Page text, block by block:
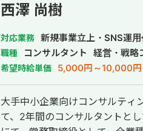
西澤 尚樹
対応業務 新規事業立上・SNS運
職種 コンサルタント 経営・戦略
希望時給単価 5,000円～10,000円
大手中小企業向けコンサルティ
て、2年間のコンサルタントと